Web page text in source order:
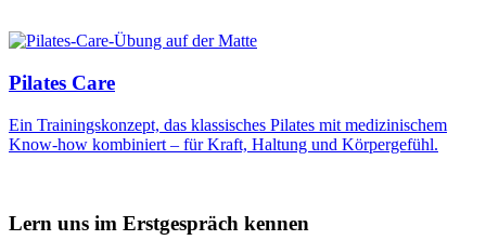
Pilates Care
Ein Trainingskonzept, das klassisches Pilates mit medizinischem
Know-how kombiniert – für Kraft, Haltung und Körpergefühl.
Lern uns im Erstgespräch kennen